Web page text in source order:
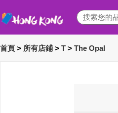
首頁 > 所有店鋪 > T > The Opal